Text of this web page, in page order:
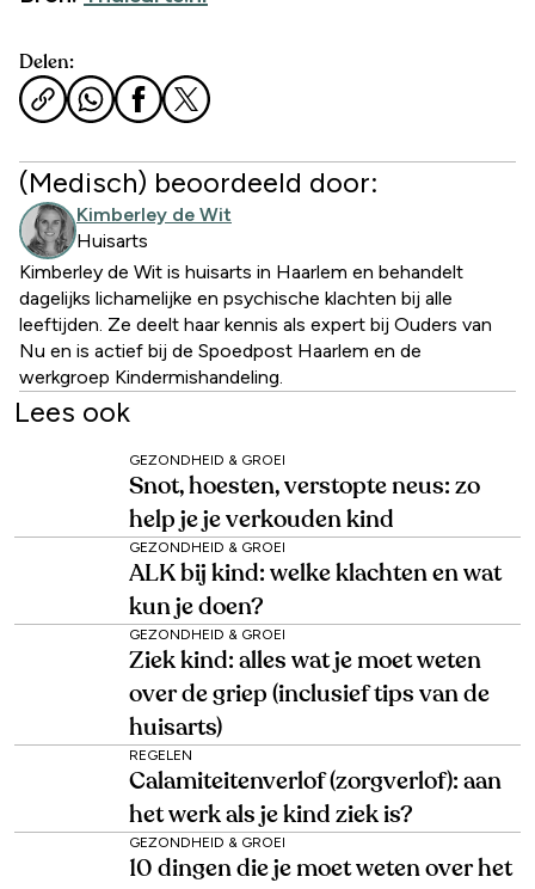
Delen:
(Medisch) beoordeeld door:
Kimberley de Wit
Huisarts
Kimberley de Wit is huisarts in Haarlem en behandelt
dagelijks lichamelijke en psychische klachten bij alle
leeftijden. Ze deelt haar kennis als expert bij Ouders van
Nu en is actief bij de Spoedpost Haarlem en de
werkgroep Kindermishandeling.
Lees ook
GEZONDHEID & GROEI
Snot, hoesten, verstopte neus: zo
help je je verkouden kind
GEZONDHEID & GROEI
ALK bij kind: welke klachten en wat
kun je doen?
GEZONDHEID & GROEI
Ziek kind: alles wat je moet weten
over de griep (inclusief tips van de
huisarts)
REGELEN
Calamiteitenverlof (zorgverlof): aan
het werk als je kind ziek is?
GEZONDHEID & GROEI
10 dingen die je moet weten over het